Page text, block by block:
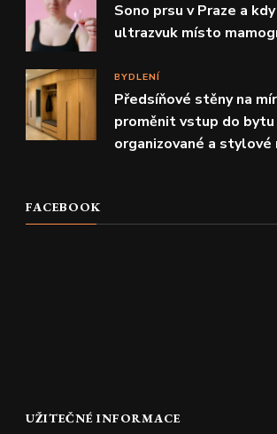
Sono prsu v Praze a
ultrazvuk místo
BYDLENÍ
Předsíňové stěny na
proměnit vstup do bytu
organizované a
FACEBOOK
UŽITEČNÉ INFORMACE